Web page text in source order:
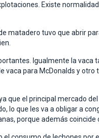
Existe
matadero tuvo que abrir
Igualmente la vaca
vaca para McDonalds y
que el principal mercado
que les va a obligar a
porque además